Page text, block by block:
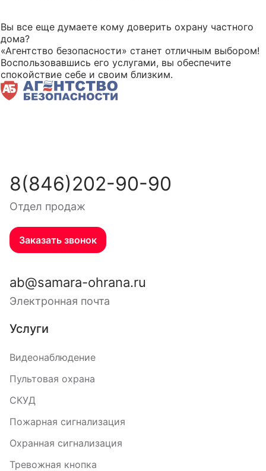
Вы все еще думаете кому доверить охрану частного
дома?
«Агентство безопасности» станет отличным выбором!
Воспользовавшись его услугами, вы обеспечите
спокойствие себе и своим близким.
8(846)202-90-90
Отдел продаж
Заказать звонок
ab@samara-ohrana.ru
Электронная почта
Услуги
Видеонаблюдение
Пультовая охрана
СКУД
Пожарная сигнализация
Охранная сигнализация
Тревожная кнопка